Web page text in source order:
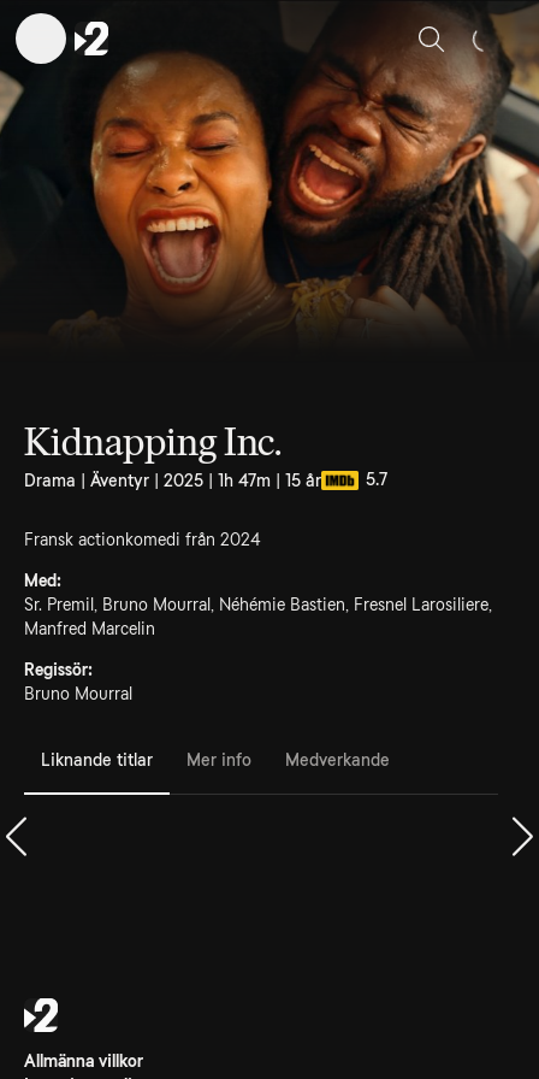
Sök
Kidnapping Inc.
Drama | Äventyr | 2025 | 1h 47m | 15 år 5.7
Fransk actionkomedi från 2024
Med:
Sr. Premil, Bruno Mourral, Néhémie Bastien, Fresnel Larosiliere,
Manfred Marcelin
Regissör:
Bruno Mourral
Liknande titlar Mer info Medverkande
Allmänna villkor